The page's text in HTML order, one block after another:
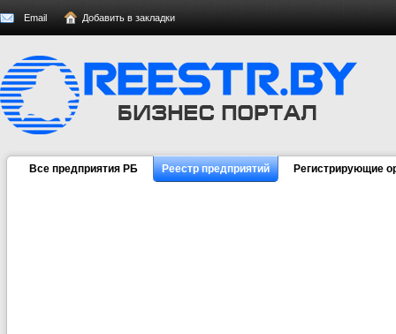
Email Добавить в закладки
Все предприятия РБ Реестр предприятий Регистрирующие